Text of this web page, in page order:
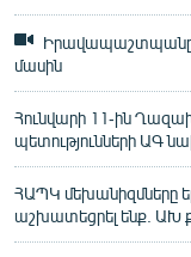
մասին
Հունվարի 11-ին
պետությունների ԱԳ
ՀԱՊԿ մեխանիզմները
աշխատեցրել ենք. ԱԽ